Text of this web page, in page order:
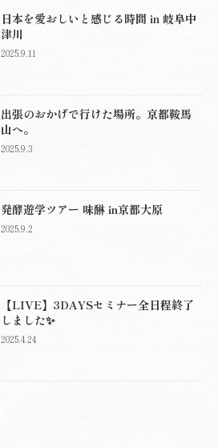
日本を愛おしいと感じる時間 in 岐阜中
津川
2025.9.11
出張のおかげで行けた場所。京都鞍馬
山へ。
2025.9.3
発酵遊学ツアー 味醂 in京都大原
2025.9.2
【LIVE】3DAYSセミナー全日程終了
しました✨
2025.4.24